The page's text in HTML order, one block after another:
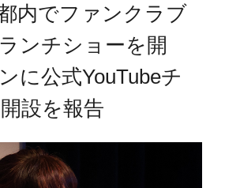
内でファンクラブ
ンチショーを開
に公式YouTubeチ
設を報告